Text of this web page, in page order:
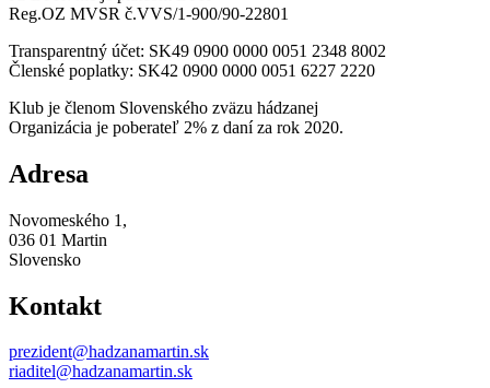
Reg.OZ MVSR č.VVS/1-900/90-22801
Transparentný účet: SK49 0900 0000 0051 2348 8002
Členské poplatky: SK42 0900 0000 0051 6227 2220
Klub je členom Slovenského zväzu hádzanej
Organizácia je poberateľ 2% z daní za rok 2020.
Adresa
Novomeského 1,
036 01 Martin
Slovensko
Kontakt
prezident@hadzanamartin.sk
riaditel@hadzanamartin.sk